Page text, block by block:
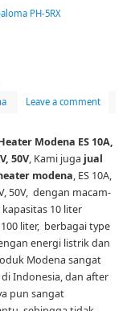
PH-5RX
Leave a comment
Modena ES 10A,
50V, Kami juga jual
modena, ES 10A,
50V, dengan macam-
kapasitas 10 liter
liter, berbagai type
energi listrik dan
Modena sangat
Indonesia, dan after
pun sangat